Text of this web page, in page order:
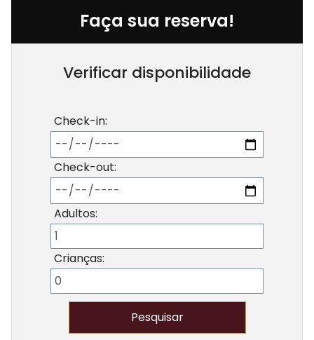
Faça sua reserva!
Verificar disponibilidade
Check-in:
Check-out:
Adultos:
Crianças: